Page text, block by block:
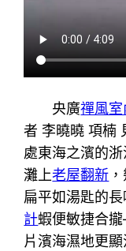
央廣禪風
者 李曉曉 項楠
處東海之濱的
灘上老屋翻新
扁平如湯匙的
計蝦便敏捷合
片濱海濕地更顯